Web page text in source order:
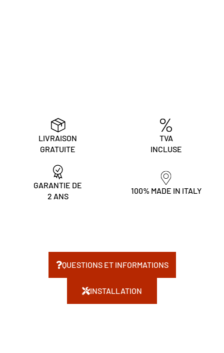
LIVRAISON
GRATUITE
TVA
INCLUSE
GARANTIE DE
2 ANS
100% MADE IN ITALY
QUESTIONS ET INFORMATIONS
INSTALLATION